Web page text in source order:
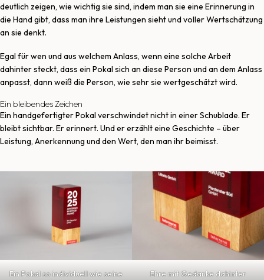
deutlich zeigen, wie wichtig sie sind, indem man sie eine Erinnerung in
die Hand gibt, dass man ihre Leistungen sieht und voller Wertschätzung
an sie denkt.
Egal für wen und aus welchem Anlass, wenn eine solche Arbeit
dahinter steckt, dass ein Pokal sich an diese Person und an dem Anlass
anpasst, dann weiß die Person, wie sehr sie wertgeschätzt wird.
Ein bleibendes Zeichen
Ein handgefertigter Pokal verschwindet nicht in einer Schublade. Er
bleibt sichtbar. Er erinnert. Und er erzählt eine Geschichte – über
Leistung, Anerkennung und den Wert, den man ihr beimisst.
Ein Pokal so individuell wie seine Ehre mit Gedanke dahinter